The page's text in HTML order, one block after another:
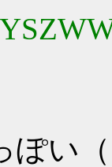
ぽい